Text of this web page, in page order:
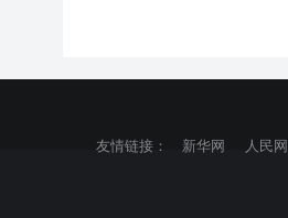
友情链接：
新华网 人民网